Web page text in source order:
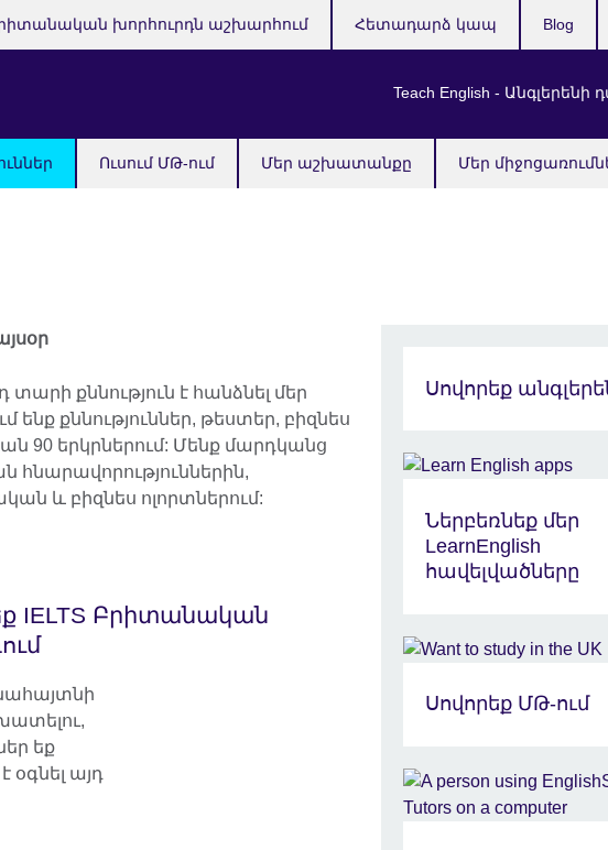
Ուսում ՄԹ-ում Մեր աշխատանքը Մեր
Teach English -
խորհուրդն աշխարհում Հետադարձ կապ Blog
քննություն է հանձնել մեր
քննություններ, թեստեր, բիզնես
90 երկրներում: Մենք մարդկանց
հնարավորություններին,
և բիզնես ոլորտներում:
IELTS Բրիտանական
եք
այդ
Սովորեք
Ներբեռնեք մեր
LearnEnglish
հավելվածները
Սովորեք ՄԹ-ում